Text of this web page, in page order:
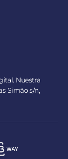
Nuestra
Simão s/n,